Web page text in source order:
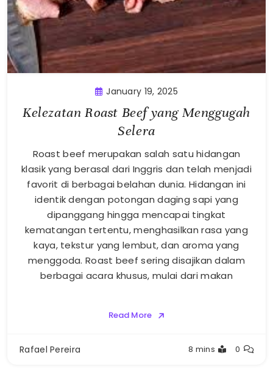
January 19, 2025
Kelezatan Roast Beef yang Menggugah
Selera
Roast beef merupakan salah satu hidangan
klasik yang berasal dari Inggris dan telah menjadi
favorit di berbagai belahan dunia. Hidangan ini
identik dengan potongan daging sapi yang
dipanggang hingga mencapai tingkat
kematangan tertentu, menghasilkan rasa yang
kaya, tekstur yang lembut, dan aroma yang
menggoda. Roast beef sering disajikan dalam
berbagai acara khusus, mulai dari makan
Read More
Rafael Pereira 8 mins 0